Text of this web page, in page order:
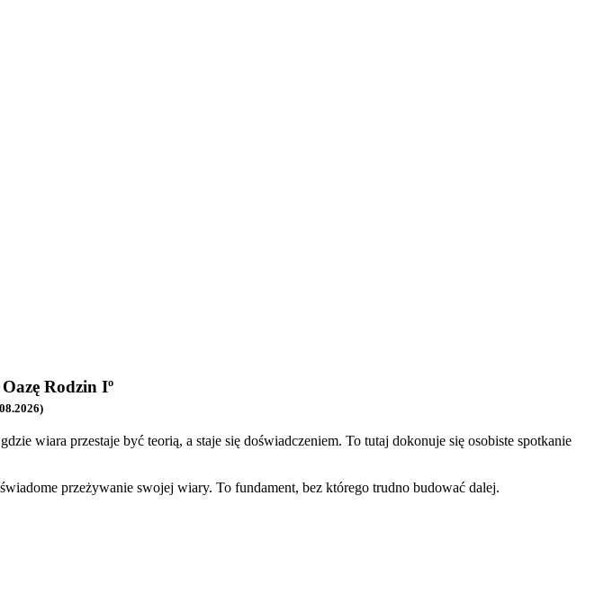
Rodzin Iº
wiara przestaje być teorią, a staje się doświadczeniem. To tutaj dokonuje się osobiste spotkanie
przeżywanie swojej wiary. To fundament, bez którego trudno budować dalej.